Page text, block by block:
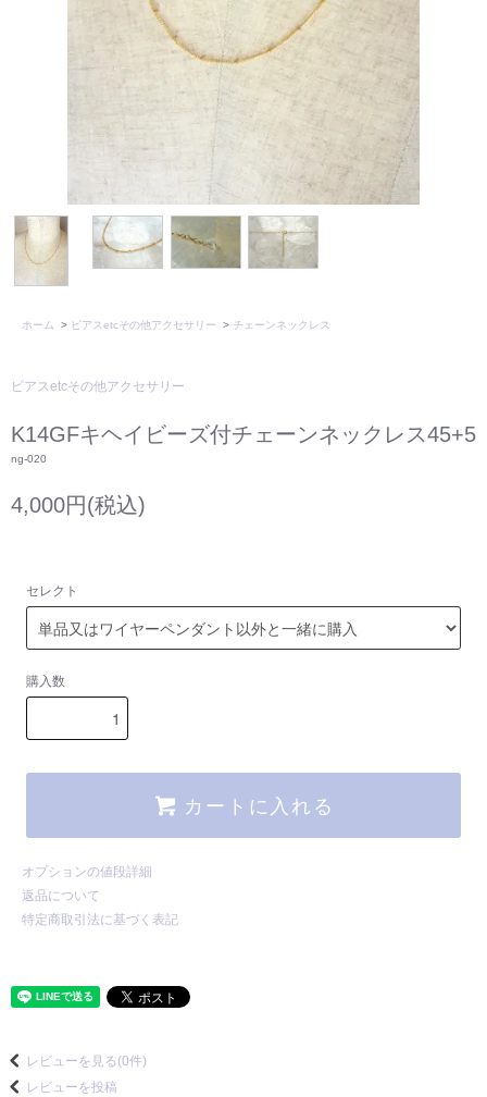
ホーム > ピアスetcその他アクセサリー > チェーンネックレス
ピアスetcその他アクセサリー
K14GFキヘイビーズ付チェーンネックレス45+5
ng-020
4,000円(税込)
セレクト
購入数
カートに入れる
オプションの値段詳細
返品について
特定商取引法に基づく表記
レビューを見る(0件)
レビューを投稿